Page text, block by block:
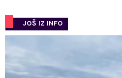
JOŠ IZ INFO